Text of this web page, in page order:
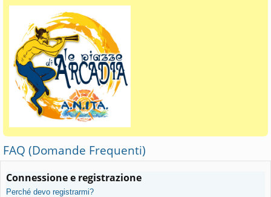
FAQ (Domande Frequenti)
Connessione e registrazione
Perché devo registrarmi?